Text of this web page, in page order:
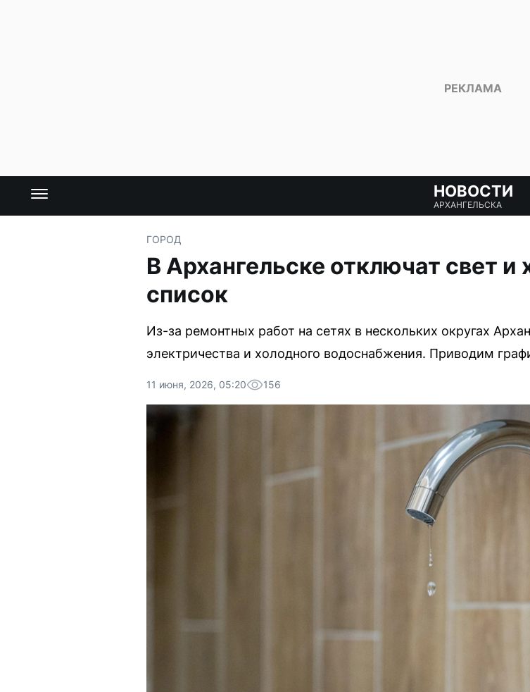
НОВОСТИ
АРХАНГЕЛЬСКА
ГОРОД
В Архангельске отключат свет
список
Из-за ремонтных работ на сетях в нескольких округах
электричества и холодного водоснабжения. Приводим
11 июня, 2026, 05:20 156